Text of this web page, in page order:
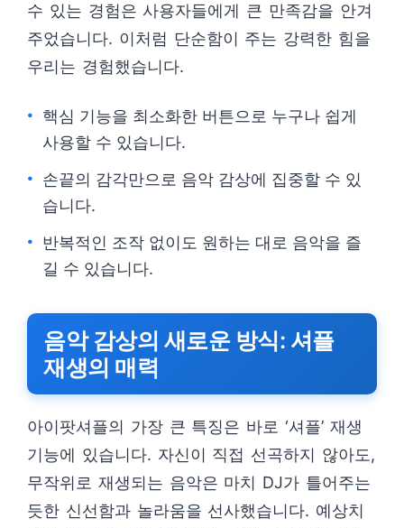
수 있는 경험은 사용자들에게 큰 만족감을 안겨
주었습니다. 이처럼 단순함이 주는 강력한 힘을
우리는 경험했습니다.
핵심 기능을 최소화한 버튼으로 누구나 쉽게
사용할 수 있습니다.
손끝의 감각만으로 음악 감상에 집중할 수 있
습니다.
반복적인 조작 없이도 원하는 대로 음악을 즐
길 수 있습니다.
음악 감상의 새로운 방식: 셔플
재생의 매력
아이팟셔플의 가장 큰 특징은 바로 ‘셔플’ 재생
기능에 있습니다. 자신이 직접 선곡하지 않아도,
무작위로 재생되는 음악은 마치 DJ가 틀어주는
듯한 신선함과 놀라움을 선사했습니다. 예상치